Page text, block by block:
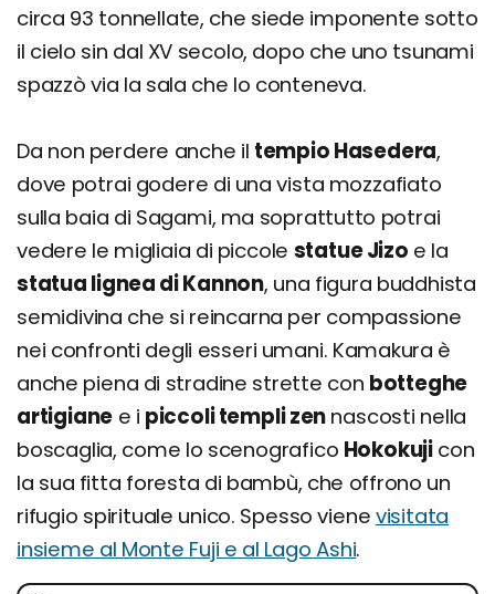
circa 93 tonnellate, che siede imponente sotto
il cielo sin dal XV secolo, dopo che uno tsunami
spazzò via la sala che lo conteneva.
Da non perdere anche il tempio Hasedera,
dove potrai godere di una vista mozzafiato
sulla baia di Sagami, ma soprattutto potrai
vedere le migliaia di piccole statue Jizo e la
statua lignea di Kannon, una figura buddhista
semidivina che si reincarna per compassione
nei confronti degli esseri umani. Kamakura è
anche piena di stradine strette con botteghe
artigiane e i piccoli templi zen nascosti nella
boscaglia, come lo scenografico Hokokuji con
la sua fitta foresta di bambù, che offrono un
rifugio spirituale unico. Spesso viene visitata
insieme al Monte Fuji e al Lago Ashi.